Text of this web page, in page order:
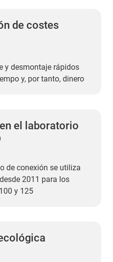
de costes
y desmontaje rápidos
y, por tanto, dinero
el laboratorio
de conexión se utiliza
2011 para los
y 125